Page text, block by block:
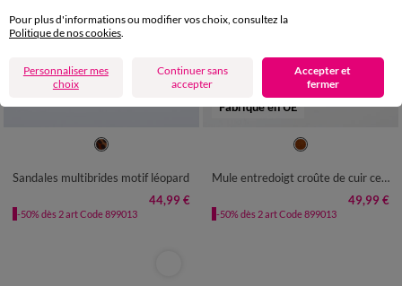
38 39
Sandales multibrides motif léopard
44,99 €
-50% dès 2 art Code 899013
Fabriqué en UE
43
Mule entredoigt croûte de cuir certifié LWG
49,99 €
-50% dès 2 art Code 899013
Pour plus d'informations ou modifier vos choix, consultez la
Politique de nos cookies
Personnaliser mes
choix
Continuer sans
accepter
Accepter et
fermer